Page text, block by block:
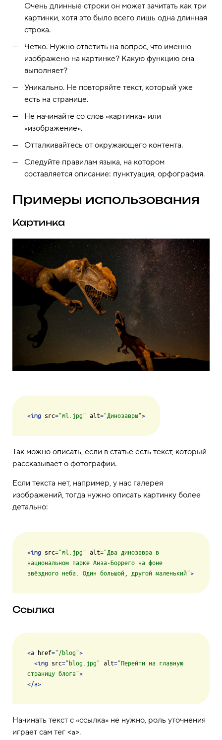
Очень длинные строки он может зачитать как три
картинки, хотя это было всего лишь одна длинная
строка.
Чётко. Нужно ответить на вопрос, что именно
изображено на картинке? Какую функцию она
выполняет?
Уникально. Не повторяйте текст, который уже
есть на странице.
Не начинайте со слов «картинка» или
«изображение».
Отталкивайтесь от окружающего контента.
Следуйте правилам языка, на котором
составляется описание: пунктуация, орфография.
Примеры использования
Картинка
<img src="ml.jpg" alt="Динозавры">
Так можно описать, если в статье есть текст, который
рассказывает о фотографии.
Если текста нет, например, у нас галерея
изображений, тогда нужно описать картинку более
детально:
<img src="ml.jpg" alt="Два динозавра в
национальном парке Анза-Боррего на фоне
звёздного неба. Один большой, другой маленький">
Ссылка
<a href="/blog">
<img src="blog.jpg" alt="Перейти на главную
страницу блога">
</a>
Начинать текст с «ссылка» не нужно, роль уточнения
играет сам тег <a>.